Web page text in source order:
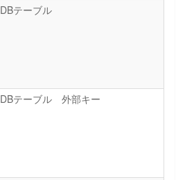
DBテーブル
DBテーブル 外部キー